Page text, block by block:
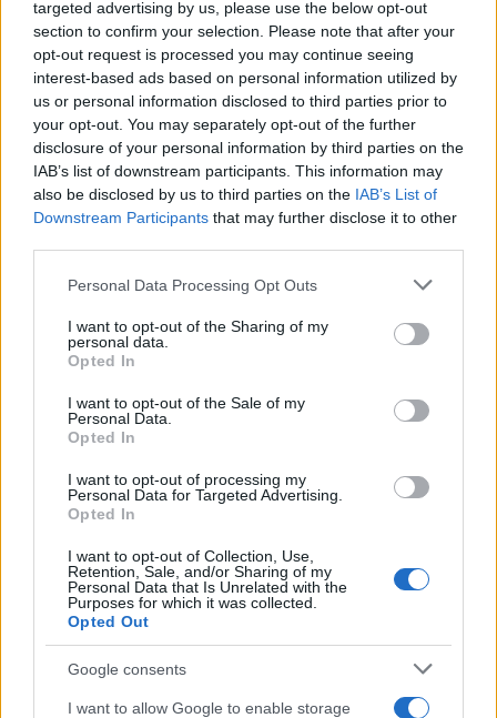
targeted advertising by us, please use the below opt-out
section to confirm your selection. Please note that after your
opt-out request is processed you may continue seeing
interest-based ads based on personal information utilized by
us or personal information disclosed to third parties prior to
your opt-out. You may separately opt-out of the further
disclosure of your personal information by third parties on the
IAB’s list of downstream participants. This information may
also be disclosed by us to third parties on the IAB’s List of
Downstream Participants that may further disclose it to other
Please note that this website/app uses one or more Google
not limited to your visit or usage behaviour. You may click to
grant or deny consent to Google and its third-party tags to
use your data for below specified purposes in below Google
consent section.
Personal Data Processing Opt Outs
I want to opt-out of the Sharing of my
personal data.
Opted In
I want to opt-out of the Sale of my
Personal Data.
Opted In
I want to opt-out of processing my
Personal Data for Targeted Advertising.
Opted In
I want to opt-out of Collection, Use,
Retention, Sale, and/or Sharing of my
Personal Data that Is Unrelated with the
Purposes for which it was collected.
Opted Out
Google consents
I want to allow Google to enable storage
να αγγίξουν το ιταλικό τέλος.
Αντρέα Κάππα, επικεφαλής τηςConfetra,
προειδοποιεί ότι αν το μέτρο δεν «παγώσει», ο
εγχώριος κλάδος θα βγει χαμένος: περισσότερα
φορτηγά στους δρόμους, μεγαλύτερη ρύπανση και
απώλειες εσόδων για αεροδρόμια και εταιρείες
logistics.